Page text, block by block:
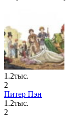
1.2тыс.
2
Питер Пэн
1.2тыс.
2